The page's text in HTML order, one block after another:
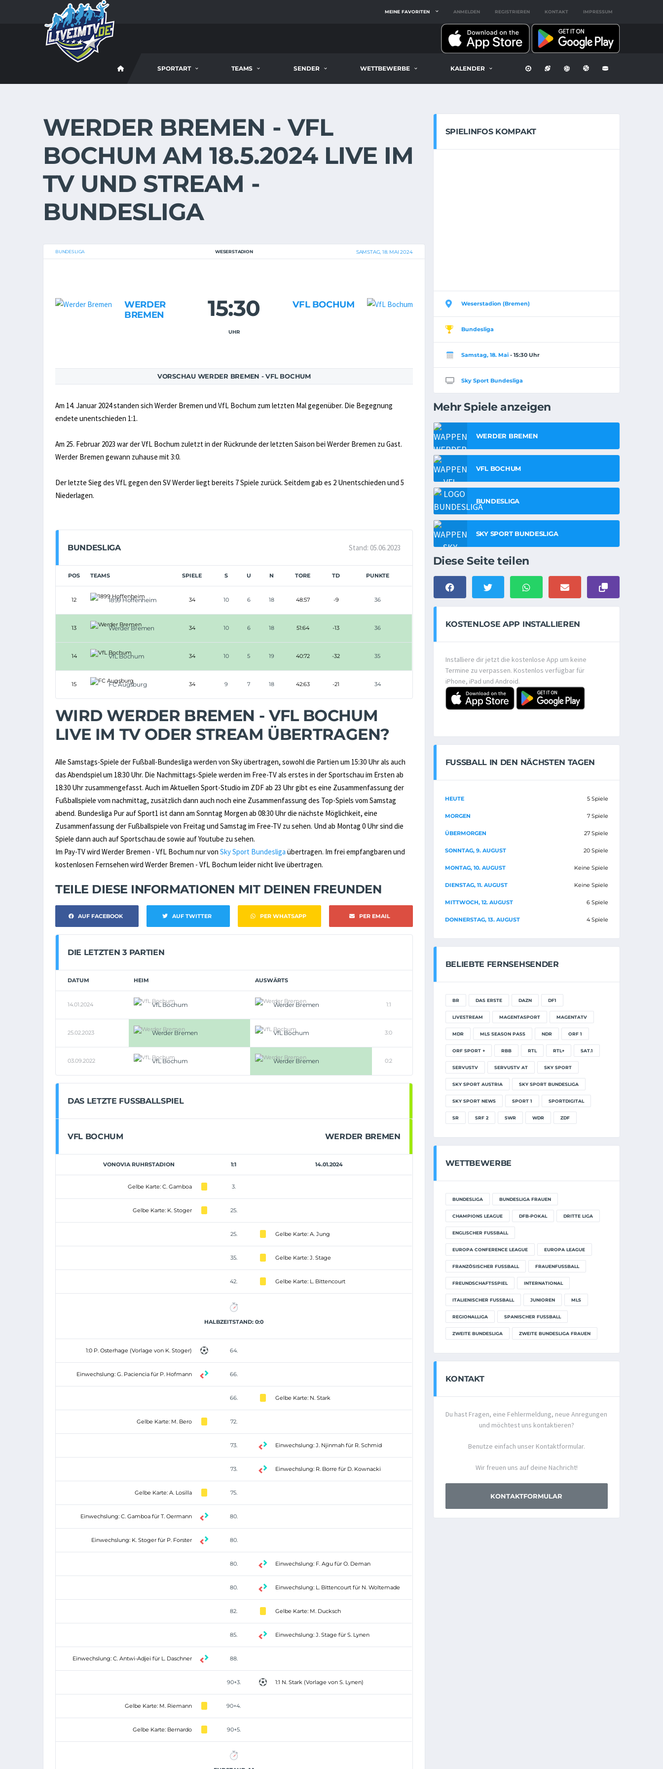
MEINE FAVORITEN ANMELDEN REGISTRIEREN KONTAKT IMPRESSUM
SPORTART TEAMS SENDER WETTBEWERBE KALENDER
WERDER BREMEN - VFL
BOCHUM AM 18.5.2024 LIVE IM
TV UND STREAM -
BUNDESLIGA
BUNDESLIGA WESERSTADION SAMSTAG, 18. MAI 2024
WERDER
BREMEN
15:30
UHR
VFL BOCHUM
VORSCHAU WERDER BREMEN - VFL BOCHUM
Am 14. Januar 2024 standen sich Werder Bremen und VfL Bochum zum letzten Mal gegenüber. Die Begegnung
endete unentschieden 1:1.
Am 25. Februar 2023 war der VfL Bochum zuletzt in der Rückrunde der letzten Saison bei Werder Bremen zu Gast.
Werder Bremen gewann zuhause mit 3:0.
Der letzte Sieg des VfL gegen den SV Werder liegt bereits 7 Spiele zurück. Seitdem gab es 2 Unentschieden und 5
Niederlagen.
BUNDESLIGA Stand: 05.06.2023
POS TEAMS SPIELE S U N TORE TD PUNKTE
12 1899 Hoffenheim 34 10 6 18 48:57 -9 36
13 Werder Bremen 34 10 6 18 51:64 -13 36
14 VfL Bochum 34 10 5 19 40:72 -32 35
15 FC Augsburg 34 9 7 18 42:63 -21 34
WIRD WERDER BREMEN - VFL BOCHUM
LIVE IM TV ODER STREAM ÜBERTRAGEN?
Alle Samstags-Spiele der Fußball-Bundesliga werden von Sky übertragen, sowohl die Partien um 15:30 Uhr als auch
das Abendspiel um 18:30 Uhr. Die Nachmittags-Spiele werden im Free-TV als erstes in der Sportschau im Ersten ab
18:30 Uhr zusammengefasst. Auch im Aktuellen Sport-Studio im ZDF ab 23 Uhr gibt es eine Zusammenfassung der
Fußballspiele vom nachmittag, zusätzlich dann auch noch eine Zusammenfassung des Top-Spiels vom Samstag
abend. Bundesliga Pur auf Sport1 ist dann am Sonntag Morgen ab 08:30 Uhr die nächste Möglichkeit, eine
Zusammenfassung der Fußballspiele von Freitag und Samstag im Free-TV zu sehen. Und ab Montag 0 Uhr sind die
Spiele dann auch auf Sportschau.de sowie auf Youtube zu sehen.
Im Pay-TV wird Werder Bremen - VfL Bochum nur von Sky Sport Bundesliga übertragen. Im frei empfangbaren und
kostenlosen Fernsehen wird Werder Bremen - VfL Bochum leider nicht live übertragen.
TEILE DIESE INFORMATIONEN MIT DEINEN FREUNDEN
AUF FACEBOOK AUF TWITTER PER WHATSAPP PER EMAIL
DIE LETZTEN 3 PARTIEN
DATUM HEIM AUSWÄRTS
14.01.2024 VfL Bochum Werder Bremen 1:1
25.02.2023 Werder Bremen VfL Bochum 3:0
03.09.2022 VfL Bochum Werder Bremen 0:2
DAS LETZTE FUSSBALLSPIEL
VFL BOCHUM WERDER BREMEN
VONOVIA RUHRSTADION 1:1 14.01.2024
Gelbe Karte: C. Gamboa 3.
Gelbe Karte: K. Stoger 25.
25. Gelbe Karte: A. Jung
35. Gelbe Karte: J. Stage
42. Gelbe Karte: L. Bittencourt
HALBZEITSTAND: 0:0
1:0 P. Osterhage (Vorlage von K. Stoger) 64.
Einwechslung: G. Paciencia für P. Hofmann 66.
66. Gelbe Karte: N. Stark
Gelbe Karte: M. Bero 72.
73. Einwechslung: J. Njinmah für R. Schmid
73. Einwechslung: R. Borre für D. Kownacki
Gelbe Karte: A. Losilla 75.
Einwechslung: C. Gamboa für T. Oermann 80.
Einwechslung: K. Stoger für P. Forster 80.
80. Einwechslung: F. Agu für O. Deman
80. Einwechslung: L. Bittencourt für N. Woltemade
82. Gelbe Karte: M. Ducksch
85. Einwechslung: J. Stage für S. Lynen
Einwechslung: C. Antwi-Adjei für L. Daschner 88.
90+3. 1:1 N. Stark (Vorlage von S. Lynen)
Gelbe Karte: M. Riemann 90+4.
Gelbe Karte: Bernardo 90+5.
SPIELINFOS KOMPAKT
Weserstadion (Bremen)
Bundesliga
Samstag, 18. Mai- 15:30 Uhr
Sky Sport Bundesliga
Mehr Spiele anzeigen
WERDER BREMEN
VFL BOCHUM
BUNDESLIGA
SKY SPORT BUNDESLIGA
Diese Seite teilen
KOSTENLOSE APP INSTALLIEREN
Installiere dir jetzt die kostenlose App um keine
Termine zu verpassen. Kostenlos verfügbar für
iPhone, iPad und Android.
FUSSBALL IN DEN NÄCHSTEN TAGEN
HEUTE 5 Spiele
MORGEN 7 Spiele
ÜBERMORGEN 27 Spiele
SONNTAG, 9. AUGUST 20 Spiele
MONTAG, 10. AUGUST Keine Spiele
DIENSTAG, 11. AUGUST Keine Spiele
MITTWOCH, 12. AUGUST 6 Spiele
DONNERSTAG, 13. AUGUST 4 Spiele
BELIEBTE FERNSEHSENDER
BR DAS ERSTE DAZN DF1
LIVESTREAM MAGENTASPORT MAGENTATV
MDR MLS SEASON PASS NDR ORF 1
ORF SPORT + RBB RTL RTL+ SAT.1
SERVUSTV SERVUSTV AT SKY SPORT
SKY SPORT AUSTRIA SKY SPORT BUNDESLIGA
SKY SPORT NEWS SPORT 1 SPORTDIGITAL
SR SRF 2 SWR WDR ZDF
WETTBEWERBE
BUNDESLIGA BUNDESLIGA FRAUEN
CHAMPIONS LEAGUE DFB-POKAL DRITTE LIGA
ENGLISCHER FUSSBALL
EUROPA CONFERENCE LEAGUE EUROPA LEAGUE
FRANZÖSISCHER FUSSBALL FRAUENFUSSBALL
FREUNDSCHAFTSSPIEL INTERNATIONAL
ITALIENISCHER FUSSBALL JUNIOREN MLS
REGIONALLIGA SPANISCHER FUSSBALL
ZWEITE BUNDESLIGA ZWEITE BUNDESLIGA FRAUEN
KONTAKT
Du hast Fragen, eine Fehlermeldung, neue Anregungen
und möchtest uns kontaktieren?
Benutze einfach unser Kontaktformular.
Wir freuen uns auf deine Nachricht!
KONTAKTFORMULAR